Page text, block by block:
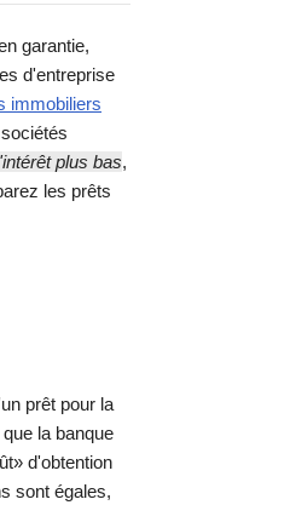
garantie,
d'entreprise
immobiliers
plus bas,
les prêts
prêt pour la
la banque
d'obtention
sont égales,